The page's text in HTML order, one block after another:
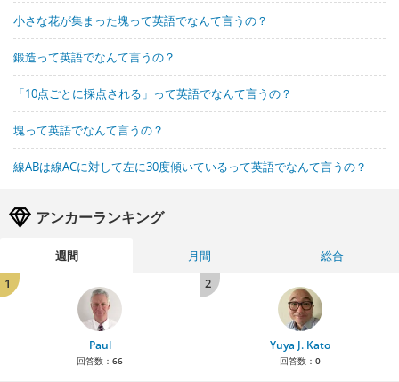
小さな花が集まった塊って英語でなんて言うの？
鍛造って英語でなんて言うの？
「10点ごとに採点される」って英語でなんて言うの？
塊って英語でなんて言うの？
線ABは線ACに対して左に30度傾いているって英語でなんて言うの？
アンカーランキング
週間 月間
総合
1
Paul
回答数： 66
2
Yuya J. Kato
回答数： 0